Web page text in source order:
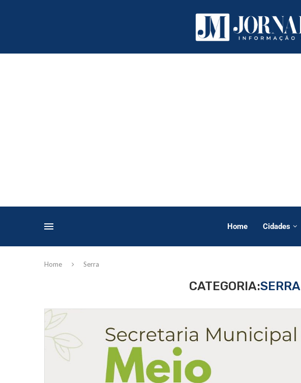
Home Cidades
Home Serra
CATEGORIA:SERRA